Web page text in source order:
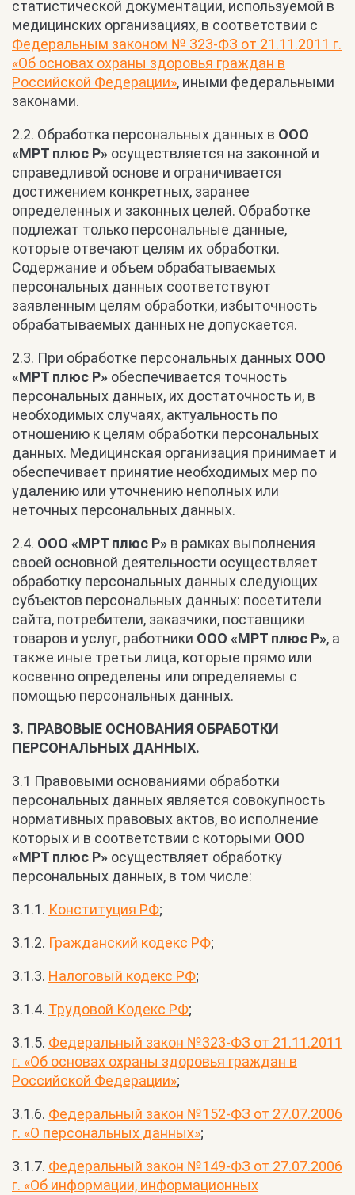
статистической документации, используемой в
медицинских организациях, в соответствии с
Федеральным законом № 323-ФЗ от 21.11.2011 г.
«Об основах охраны здоровья граждан в
Российской Федерации», иными федеральными
законами.
2.2. Обработка персональных данных в ООО
«МРТ плюс Р» осуществляется на законной и
справедливой основе и ограничивается
достижением конкретных, заранее
определенных и законных целей. Обработке
подлежат только персональные данные,
которые отвечают целям их обработки.
Содержание и объем обрабатываемых
персональных данных соответствуют
заявленным целям обработки, избыточность
обрабатываемых данных не допускается.
2.3. При обработке персональных данных ООО
«МРТ плюс Р» обеспечивается точность
персональных данных, их достаточность и, в
необходимых случаях, актуальность по
отношению к целям обработки персональных
данных. Медицинская организация принимает и
обеспечивает принятие необходимых мер по
удалению или уточнению неполных или
неточных персональных данных.
2.4. ООО «МРТ плюс Р» в рамках выполнения
своей основной деятельности осуществляет
обработку персональных данных следующих
субъектов персональных данных: посетители
сайта, потребители, заказчики, поставщики
товаров и услуг, работники ООО «МРТ плюс Р», а
также иные третьи лица, которые прямо или
косвенно определены или определяемы с
помощью персональных данных.
3. ПРАВОВЫЕ ОСНОВАНИЯ ОБРАБОТКИ
ПЕРСОНАЛЬНЫХ ДАННЫХ.
3.1 Правовыми основаниями обработки
персональных данных является совокупность
нормативных правовых актов, во исполнение
которых и в соответствии с которыми ООО
«МРТ плюс Р» осуществляет обработку
персональных данных, в том числе:
3.1.1. Конституция РФ;
3.1.2. Гражданский кодекс РФ;
3.1.3. Налоговый кодекс РФ;
3.1.4. Трудовой Кодекс РФ;
3.1.5. Федеральный закон №323-ФЗ от 21.11.2011
г. «Об основах охраны здоровья граждан в
Российской Федерации»;
3.1.6. Федеральный закон №152-ФЗ от 27.07.2006
г. «О персональных данных»;
3.1.7. Федеральный закон №149-ФЗ от 27.07.2006
г. «Об информации, информационных